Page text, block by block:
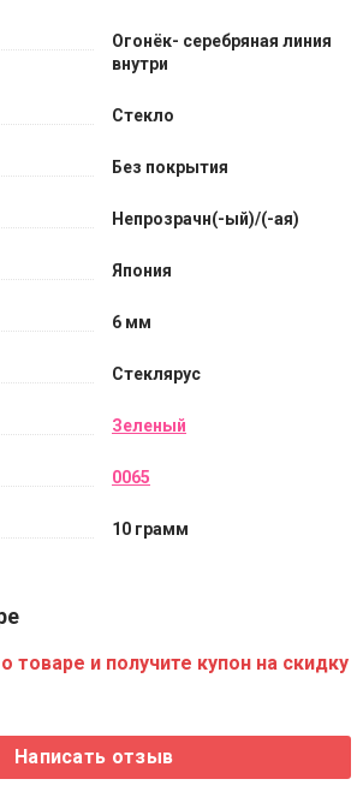
Огонёк- серебряная линия
внутри
Стекло
Без покрытия
Непрозрачн(-ый)/(-ая)
Япония
6 мм
Стеклярус
Зеленый
0065
10 грамм
товаре и получите купон на скидку